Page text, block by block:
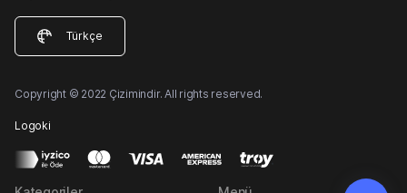
Türkçe
Copyright © 2022 Çizimindir. All rights reserved.
Logoki